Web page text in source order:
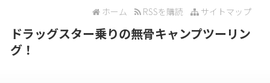
サイトマップ
RSSを購読
ホーム
ドラッグスター乗りの無骨キャンプツーリン
グ！